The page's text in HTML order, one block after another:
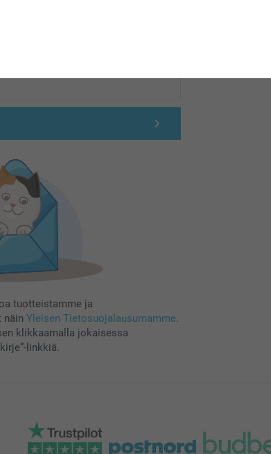
tuotteistamme ja
näin Yleisen Tietosuojalausumamme.
klikkaamalla jokaisessa
linkkiä.